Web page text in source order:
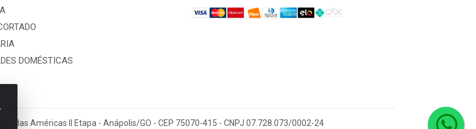
DOMÉSTICAS
das Américas II Etapa - Anápolis/GO - CEP 75070-415 - CNPJ 07.728.073/0002-24